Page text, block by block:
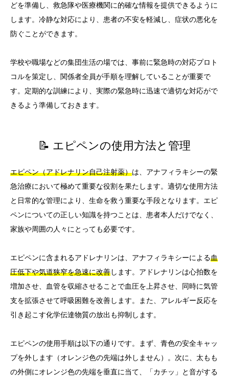
どを準備し、救急隊や医療機関に的確な情報を提供できるように
します。冷静な対応により、患者の不安を軽減し、症状の悪化を
防ぐことができます。
学校や職場などの集団生活の場では、事前に緊急時の対応プロト
コルを策定し、関係者全員が手順を理解していることが重要で
す。定期的な訓練により、実際の緊急時に迅速で適切な対応がで
きるよう準備しておきます。
📝 エピペンの使用方法と管理
エピペン（アドレナリン自己注射薬）は、アナフィラキシーの緊
急治療において極めて重要な役割を果たします。適切な使用方法
と日常的な管理により、生命を救う重要な手段となります。エピ
ペンについての正しい知識を持つことは、患者本人だけでなく、
家族や周囲の人々にとっても必要です。
エピペンに含まれるアドレナリンは、アナフィラキシーによる血
圧低下や気道狭窄を急速に改善します。アドレナリンは心拍数を
増加させ、血管を収縮させることで血圧を上昇させ、同時に気管
支を拡張させて呼吸困難を改善します。また、アレルギー反応を
引き起こす化学伝達物質の放出も抑制します。
エピペンの使用手順は以下の通りです。まず、青色の安全キャッ
プを外します（オレンジ色の先端は外しません）。次に、太もも
の外側にオレンジ色の先端を垂直に当て、「カチッ」と音がする